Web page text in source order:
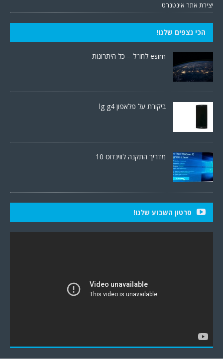
יצירת אתר אינטנרט
הכי נצפים שלנו!
esim לחו"ל – כל היתרונות
ביקורת על פלאפון lg g4
מדריך התקנה לווינדוס 10
סרטון השבוע שלנו!